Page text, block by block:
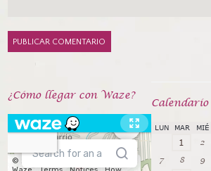
¿Cómo llegar con Waze?
Calendarío
LUN MAR MIÉ
1 2
7
8 9